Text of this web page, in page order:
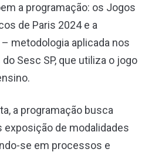
a programação: os Jogos
de Paris 2024 e a
metodologia aplicada nos
Sesc SP, que utiliza o jogo
a programação busca
de modalidades
se em processos e